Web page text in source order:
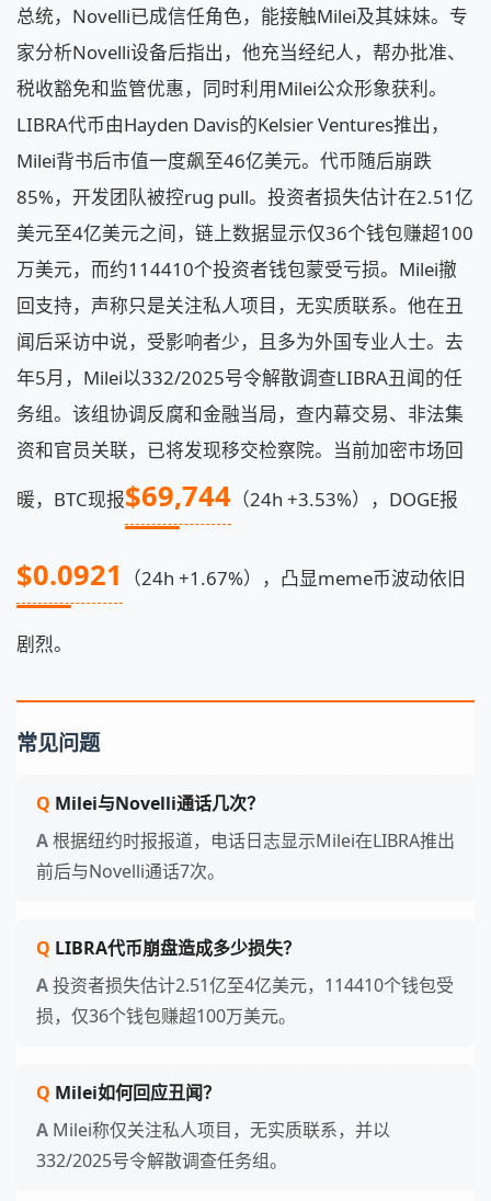
总统，Novelli已成信任角色，能接触Milei及其妹妹。专
家分析Novelli设备后指出，他充当经纪人，帮办批准、
税收豁免和监管优惠，同时利用Milei公众形象获利。
LIBRA代币由Hayden Davis的Kelsier Ventures推出，
Milei背书后市值一度飙至46亿美元。代币随后崩跌
85%，开发团队被控rug pull。投资者损失估计在2.51亿
美元至4亿美元之间，链上数据显示仅36个钱包赚超100
万美元，而约114410个投资者钱包蒙受亏损。Milei撤
回支持，声称只是关注私人项目，无实质联系。他在丑
闻后采访中说，受影响者少，且多为外国专业人士。去
年5月，Milei以332/2025号令解散调查LIBRA丑闻的任
务组。该组协调反腐和金融当局，查内幕交易、非法集
资和官员关联，已将发现移交检察院。当前加密市场回
暖，BTC现报$69,744 （24h +3.53%），DOGE报
$0.0921 （24h +1.67%），凸显meme币波动依旧
剧烈。
常见问题
Milei与Novelli通话几次？
根据纽约时报报道，电话日志显示Milei在LIBRA推出
前后与Novelli通话7次。
LIBRA代币崩盘造成多少损失？
投资者损失估计2.51亿至4亿美元，114410个钱包受
损，仅36个钱包赚超100万美元。
Milei如何回应丑闻？
Milei称仅关注私人项目，无实质联系，并以
332/2025号令解散调查任务组。